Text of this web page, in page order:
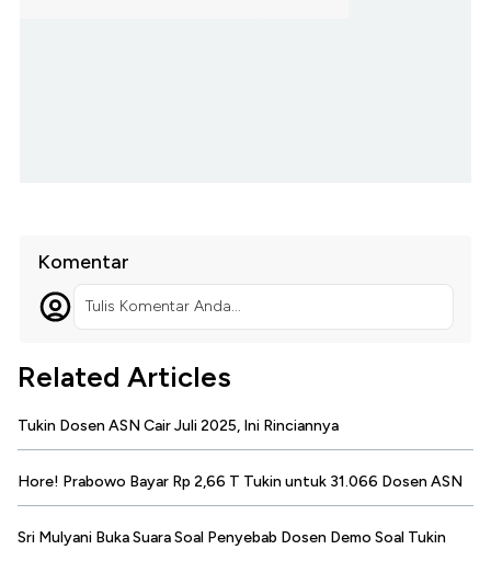
Komentar
Tulis Komentar Anda...
Related Articles
Tukin Dosen ASN Cair Juli 2025, Ini Rinciannya
Hore! Prabowo Bayar Rp 2,66 T Tukin untuk 31.066 Dosen ASN
Sri Mulyani Buka Suara Soal Penyebab Dosen Demo Soal Tukin